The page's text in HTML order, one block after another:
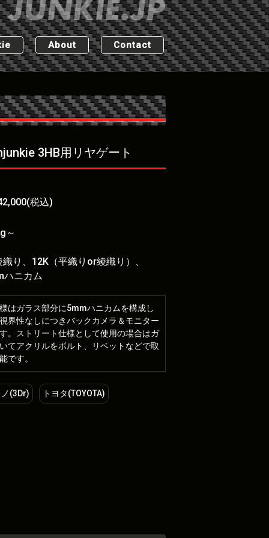
About Contact
3HB用リヤゲート
税込)
～
織り、12K（平織りor綾織り）、
ハニカム
はガラス部分に5mmハニカムを構成し
界性なしにつきバックカメラ＆モニター
。ストリート仕様として使用の場合はガ
てアクリルをボルト、リベットなどで取
です。
(3Dr) トヨタ(TOYOTA)